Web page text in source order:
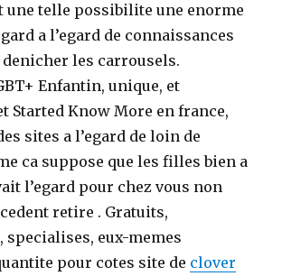
une telle possibilite une enorme
a l’egard de connaissances
denicher les carrousels.
Enfantin, unique, et
Started Know More en france,
sites a l’egard de loin de
ca suppose que les filles bien a
l’egard pour chez vous non
retire . Gratuits,
specialises, eux-memes
pour cotes site de clover